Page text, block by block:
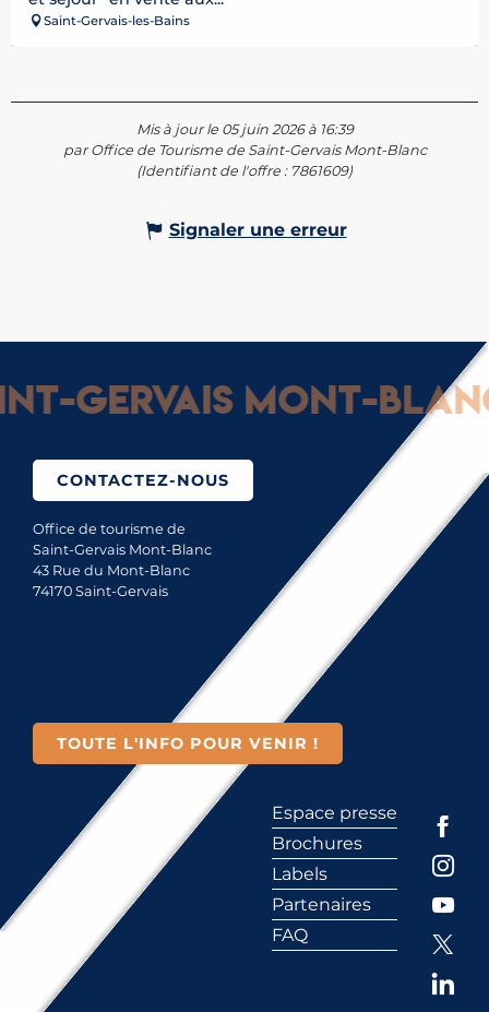
Saint-Gervais-les-Bains
Mis à jour le 05 juin 2026 à 16:39
par Office de Tourisme de Saint-Gervais Mont-Blanc
(Identifiant de l'offre : 7861609)
Signaler une erreur
Gervais Mont-Blanc
CONTACTEZ-NOUS
Office de tourisme de
Saint-Gervais Mont-Blanc
43 Rue du Mont-Blanc
74170 Saint-Gervais
TOUTE L'INFO POUR VENIR !
Espace presse
Brochures
Labels
Partenaires
FAQ